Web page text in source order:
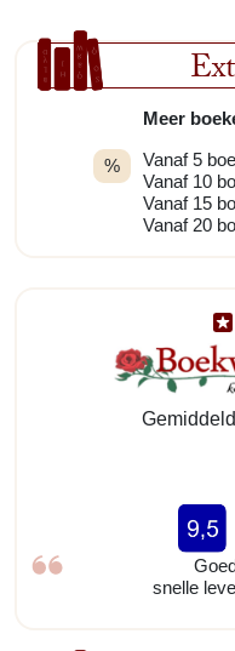
%
Meer
Vanaf 5
Vanaf 10
Vanaf 15
Vanaf 20
snelle